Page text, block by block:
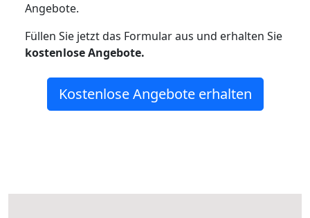
Angebote.
Füllen Sie jetzt das Formular aus und erhalten Sie
kostenloseAngebote.
Kostenlose Angebote erhalten